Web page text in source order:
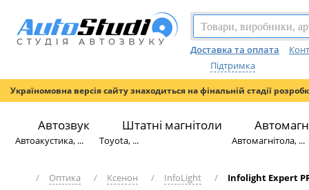
Доставка та оплата
Підтримка
Україномовна версія сайту знаходиться на фінальній стадії
Автозвук
Автоакустика, ...
Штатні магнітоли
Toyota, ... Автомагнітола, ...
/ Оптика / Ксенон / InfoLight / Infolight Expert